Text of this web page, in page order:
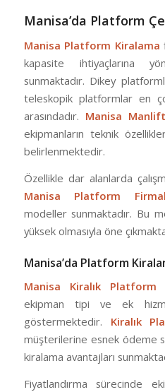
Manisa’da Platform
Manisa Platform Kiralama
kapasite ihtiyaçlarına
sunmaktadır. Dikey
teleskopik platformlar en
arasındadır. Manisa
ekipmanların teknik
belirlenmektedir.
Özellikle dar alanlarda
Manisa Platform
modeller sunmaktadır. Bu
yüksek olmasıyla öne
Manisa’da Platform
Manisa Kiralık Platform
ekipman tipi ve ek
göstermektedir. Kiralık
müşterilerine esnek ödeme
kiralama avantajları
Fiyatlandırma sürecinde